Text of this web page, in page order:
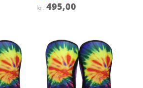
Vurderet
4.5
kr. 495,00